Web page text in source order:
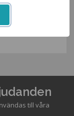
till våra